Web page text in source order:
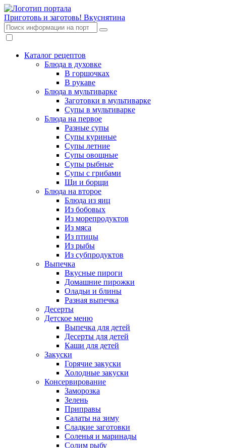
Приготовь и заготовь! Вкуснятина
Каталог рецептов
Блюда в духовке
В горшочках
В рукаве
Блюда в мультиварке
Заготовки в мультиварке
Супы в мультиварке
Блюда на первое
Разные супы
Супы куриные
Супы летние
Супы овощные
Супы рыбные
Супы с грибами
Щи и борщи
Блюда на второе
Блюда из яиц
Из бобовых
Из морепродуктов
Из мяса
Из птицы
Из рыбы
Из субпродуктов
Выпечка
Вкусные пироги
Домашние пирожки
Оладьи и блины
Разная выпечка
Десерты
Детское меню
Выпечка для детей
Десерты для детей
Каши для детей
Закуски
Горячие закуски
Холодные закуски
Консервирование
Заморозка
Зелень
Приправы
Салаты на зиму
Сладкие заготовки
Соленья и маринады
Солим рыбу